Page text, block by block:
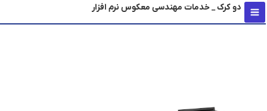
دو کرک _ خدمات مهندسی معکوس نرم افزار